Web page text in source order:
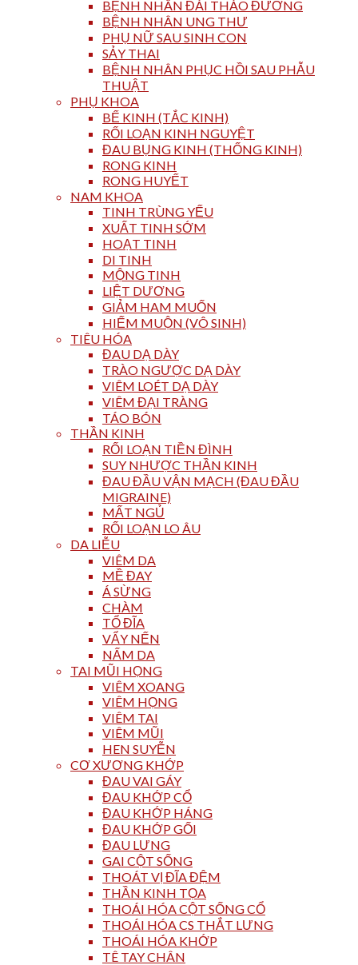
BỆNH NHÂN ĐÁI THÁO ĐƯỜNG
BỆNH NHÂN UNG THƯ
PHỤ NỮ SAU SINH CON
SẢY THAI
BỆNH NHÂN PHỤC HỒI SAU PHẪU
THUẬT
PHỤ KHOA
BẾ KINH (TẮC KINH)
RỐI LOẠN KINH NGUYỆT
ĐAU BỤNG KINH (THỐNG KINH)
RONG KINH
RONG HUYẾT
NAM KHOA
TINH TRÙNG YẾU
XUẤT TINH SỚM
HOẠT TINH
DI TINH
MỘNG TINH
LIỆT DƯƠNG
GIẢM HAM MUỐN
HIẾM MUỘN (VÔ SINH)
TIÊU HÓA
ĐAU DẠ DÀY
TRÀO NGƯỢC DẠ DÀY
VIÊM LOÉT DẠ DÀY
VIÊM ĐẠI TRÀNG
TÁO BÓN
THẦN KINH
RỐI LOẠN TIỀN ĐÌNH
SUY NHƯỢC THẦN KINH
ĐAU ĐẦU VẬN MẠCH (ĐAU ĐẦU
MIGRAINE)
MẤT NGỦ
RỐI LOẠN LO ÂU
DA LIỄU
VIÊM DA
MỀ ĐAY
Á SỪNG
CHÀM
TỔ ĐĨA
VẨY NẾN
NẤM DA
TAI MŨI HỌNG
VIÊM XOANG
VIÊM HỌNG
VIÊM TAI
VIÊM MŨI
HEN SUYỄN
CƠ XƯƠNG KHỚP
ĐAU VAI GÁY
ĐAU KHỚP CỔ
ĐAU KHỚP HÁNG
ĐAU KHỚP GỐI
ĐAU LƯNG
GAI CỘT SỐNG
THOÁT VỊ ĐĨA ĐỆM
THẦN KINH TỌA
THOÁI HÓA CỘT SỐNG CỔ
THOÁI HÓA CS THẮT LƯNG
THOÁI HÓA KHỚP
TÊ TAY CHÂN